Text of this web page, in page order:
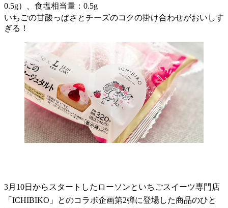
0.5g）、食塩相当量：0.5g
いちごの甘酸っぱさとチーズのコクの掛け合わせがおいしす
ぎる！
3月10日からスタートしたローソンといちごスイーツ専門店
「ICHIBIKO」とのコラボ企画第2弾に登場した商品のひと